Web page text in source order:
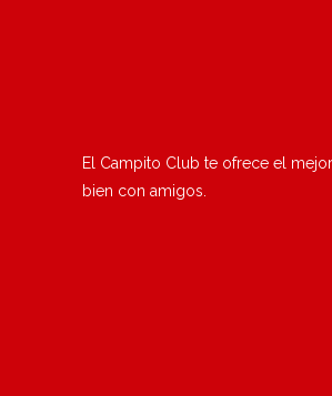
El Campito Club te ofrece el
bien con amigos.